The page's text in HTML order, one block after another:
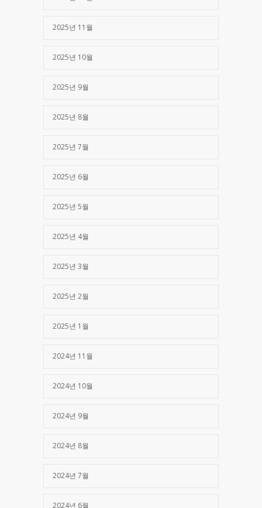
2025년 11월
2025년 10월
2025년 9월
2025년 8월
2025년 7월
2025년 6월
2025년 5월
2025년 4월
2025년 3월
2025년 2월
2025년 1월
2024년 11월
2024년 10월
2024년 9월
2024년 8월
2024년 7월
2024년 6월